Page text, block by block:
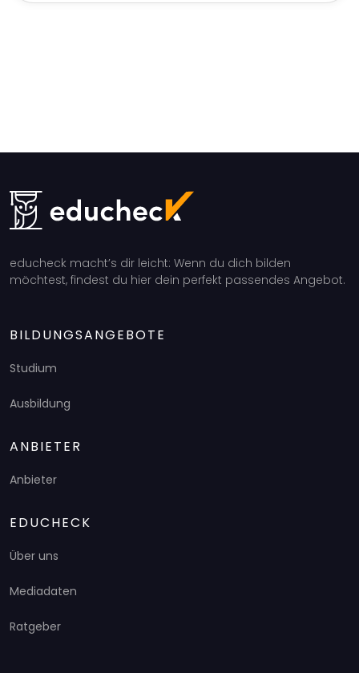
educheck macht’s dir leicht: Wenn du dich bilden
möchtest, findest du hier dein perfekt passendes Angebot.
BILDUNGSANGEBOTE
Studium
Ausbildung
ANBIETER
Anbieter
EDUCHECK
Über uns
Mediadaten
Ratgeber